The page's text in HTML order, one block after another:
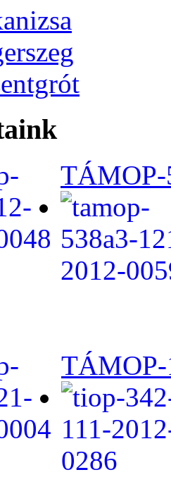
TÁMOP-
TÁMOP-